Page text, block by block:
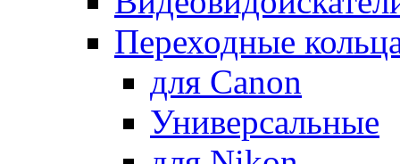
Переходные
для Canon
Универсальные